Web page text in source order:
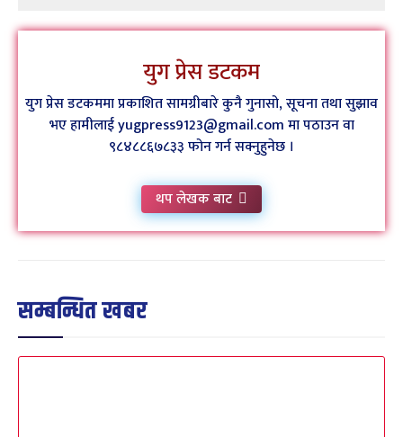
युग प्रेस डटकम
युग प्रेस डटकममा प्रकाशित सामग्रीबारे कुनै गुनासो, सूचना तथा सुझाव
भए हामीलाई yugpress9123@gmail.com मा पठाउन वा
९८४८८६७८३३ फोन गर्न सक्नुहुनेछ ।
थप लेखक बाट
सम्बन्धित खबर